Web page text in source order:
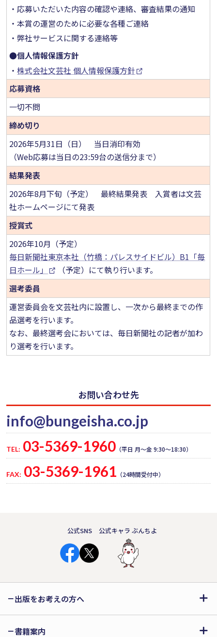
・応募いただいた内容の確認や連絡、審査結果の通知
・本賞の運営のために必要な各種ご連絡
・弊社サービスに関する連絡等
●個人情報保護方針
・株式会社文芸社 個人情報保護方針
応募資格
一切不問
締め切り
2026年5月31日（日） 当日消印有効
（Web応募は当日の23:59台の送信分まで）
結果発表
2026年8月下旬（予定） 最終結果発表 入賞者は文芸
社ホームページにて発表
授賞式
2026年10月（予定）
毎日新聞社東京本社（竹橋：パレスサイドビル）B1「毎
日ホール」
（予定）にて執り行います。
選考委員
運営委員会を文芸社内に設置し、一次から最終までの作
品選考を行います。
なお、最終選考会においては、毎日新聞社の記者が加わ
り選考を行います。
お問い合わせ先
info@bungeisha.co.jp
TEL: 03-5369-1960 （平日 月～金 9:30～18:30）
FAX: 03-5369-1961 （24時間受付中）
公式SNS 公式キャラ ぶんちよ
出版をお考えの方へ
書籍案内